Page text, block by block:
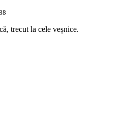
trecut la cele veșnice.